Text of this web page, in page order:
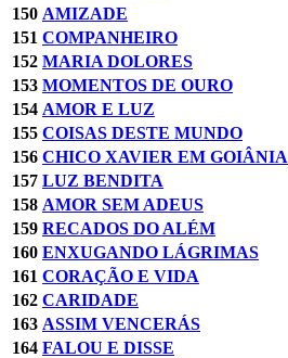
150 AMIZADE
151 COMPANHEIRO
152 MARIA DOLORES
153 MOMENTOS DE OURO
154 AMOR E LUZ
155 COISAS DESTE MUNDO
156 CHICO XAVIER EM GOIÂNIA
157 LUZ BENDITA
158 AMOR SEM ADEUS
159 RECADOS DO ALÉM
160 ENXUGANDO LÁGRIMAS
161 CORAÇÃO E VIDA
162 CARIDADE
163 ASSIM VENCERÁS
164 FALOU E DISSE